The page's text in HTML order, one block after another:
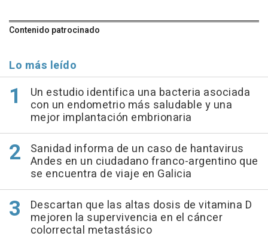
Contenido patrocinado
Lo más leído
Un estudio identifica una bacteria asociada
con un endometrio más saludable y una
mejor implantación embrionaria
Sanidad informa de un caso de hantavirus
Andes en un ciudadano franco-argentino que
se encuentra de viaje en Galicia
Descartan que las altas dosis de vitamina D
mejoren la supervivencia en el cáncer
colorrectal metastásico